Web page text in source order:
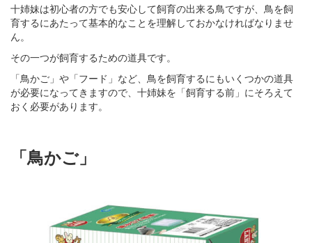
十姉妹は初心者の方でも安心して飼育の出来る鳥ですが、鳥を飼
育するにあたって基本的なことを理解しておかなければなりませ
ん。
その一つが飼育するための道具です。
「鳥かご」や「フード」など、鳥を飼育するにもいくつかの道具
が必要になってきますので、十姉妹を「飼育する前」にそろえて
おく必要があります。
「鳥かご」